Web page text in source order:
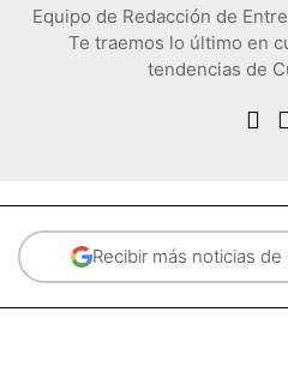
Equipo de Redacción de
Te traemos lo último en
tendencias de
Recibir más noticias